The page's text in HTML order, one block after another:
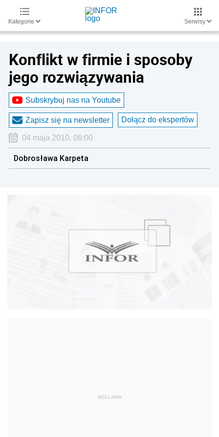
Kategorie Serwisy
Konflikt w firmie i sposoby
jego rozwiązywania
Subskrybuj nas na Youtube
Zapisz się na newsletter Dołącz do ekspertów
04 maja 2010, 06:00
Dobrosława Karpeta